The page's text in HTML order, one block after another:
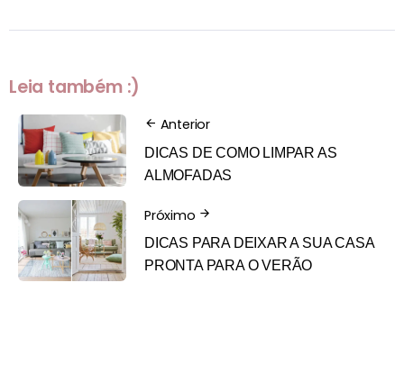
Leia também :)
Anterior
DICAS DE COMO LIMPAR AS
ALMOFADAS
Próximo
DICAS PARA DEIXAR A SUA CASA
PRONTA PARA O VERÃO